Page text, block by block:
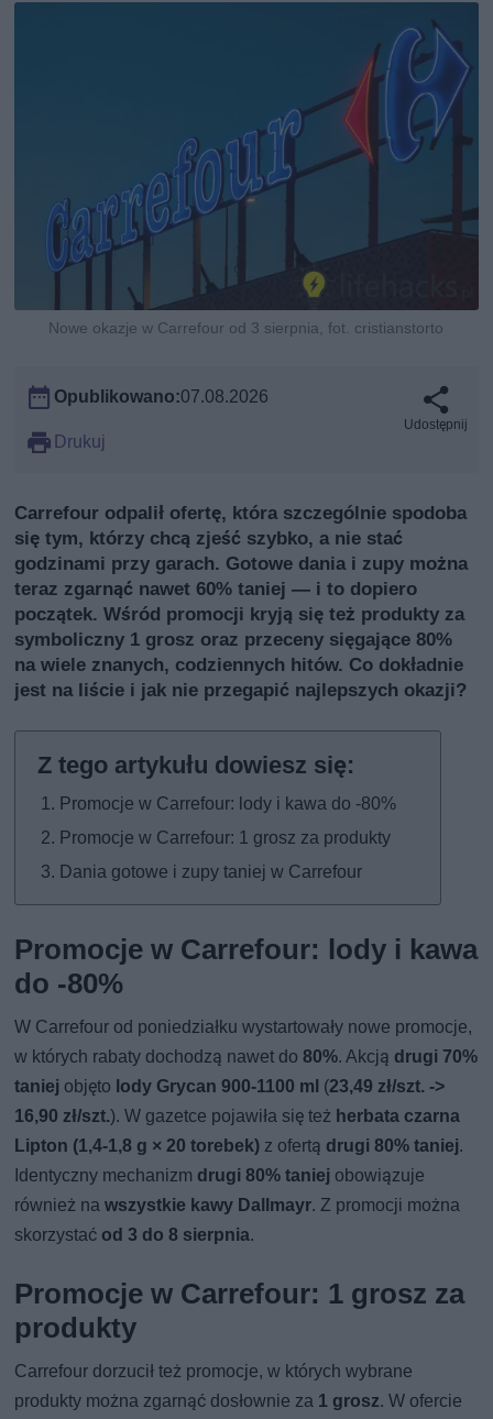
Nowe okazje w Carrefour od 3 sierpnia, fot. cristianstorto
Opublikowano:07.08.2026
Drukuj
Udostępnij
Carrefour odpalił ofertę, która szczególnie spodoba
się tym, którzy chcą zjeść szybko, a nie stać
godzinami przy garach. Gotowe dania i zupy można
teraz zgarnąć nawet 60% taniej — i to dopiero
początek. Wśród promocji kryją się też produkty za
symboliczny 1 grosz oraz przeceny sięgające 80%
na wiele znanych, codziennych hitów. Co dokładnie
jest na liście i jak nie przegapić najlepszych okazji?
Promocje w Carrefour: lody i kawa do -80%
Promocje w Carrefour: 1 grosz za produkty
Dania gotowe i zupy taniej w Carrefour
Promocje w Carrefour: lody i kawa
do -80%
W Carrefour od poniedziałku wystartowały nowe promocje,
w których rabaty dochodzą nawet do80%. Akcją drugi 70%
taniej objęto lody Grycan 900-1100 ml (23,49 zł/szt. ->
16,90 zł/szt.). W gazetce pojawiła się też herbata czarna
Lipton (1,4-1,8 g × 20 torebek) z ofertą drugi 80% taniej.
Identyczny mechanizm drugi 80% taniej obowiązuje
również nawszystkie kawy Dallmayr. Z promocji można
skorzystać od 3 do 8 sierpnia.
Promocje w Carrefour: 1 grosz za
produkty
Carrefour dorzucił też promocje, w których wybrane
produkty można zgarnąć dosłownie za 1 grosz. W ofercie